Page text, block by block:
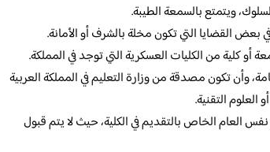
ويتمتع بالسمعة الطيبة.
القضايا التي تكون مخلة بالشرف أو الأمانة.
كلية من الكليات العسكرية التي توجد في المملكة.
وأن تكون مصدقة من وزارة التعليم في المملكة العربية
التقنية.
العام الخاص بالتقديم في الكلية، حيث لا يتم قبول